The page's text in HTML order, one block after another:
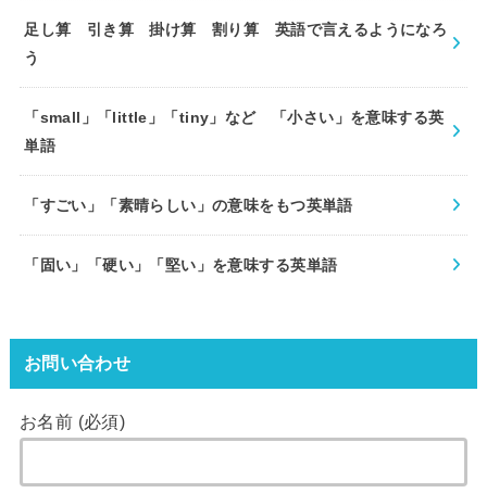
足し算 引き算 掛け算 割り算 英語で言えるようになろ
う
「small」「little」「tiny」など 「小さい」を意味する英
単語
「すごい」「素晴らしい」の意味をもつ英単語
「固い」「硬い」「堅い」を意味する英単語
お問い合わせ
お名前 (必須)